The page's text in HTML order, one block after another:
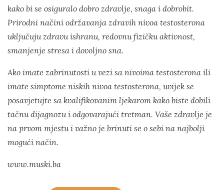
kako bi se osiguralo dobro zdravlje, snaga i dobrobit.
Prirodni načini održavanja zdravih nivoa testosterona
uključuju zdravu ishranu, redovnu fizičku aktivnost,
smanjenje stresa i dovoljno sna.
Ako imate zabrinutosti u vezi sa nivoima testosterona ili
imate simptome niskih nivoa testosterona, uvijek se
posavjetujte sa kvalifikovanim ljekarom kako biste dobili
tačnu dijagnozu i odgovarajući tretman. Vaše zdravlje je
na prvom mjestu i važno je brinuti se o sebi na najbolji
mogući način.
www.muski.ba